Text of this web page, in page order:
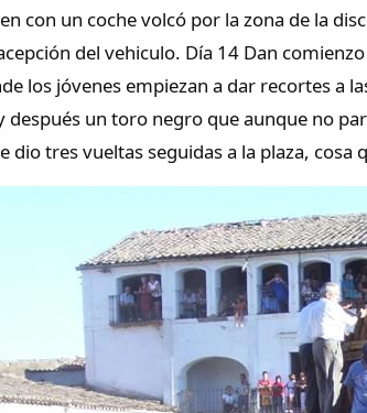
con un coche volcó por la zona de la
del vehiculo. Día 14 Dan
los jóvenes empiezan a dar recortes a
después un toro negro que aunque no
dio tres vueltas seguidas a la plaza,